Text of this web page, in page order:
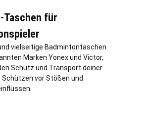
Taschen für
vielseitige Badmintontaschen
Marken Yonex und Victor,
Schutz und Transport deiner
vor Stößen und